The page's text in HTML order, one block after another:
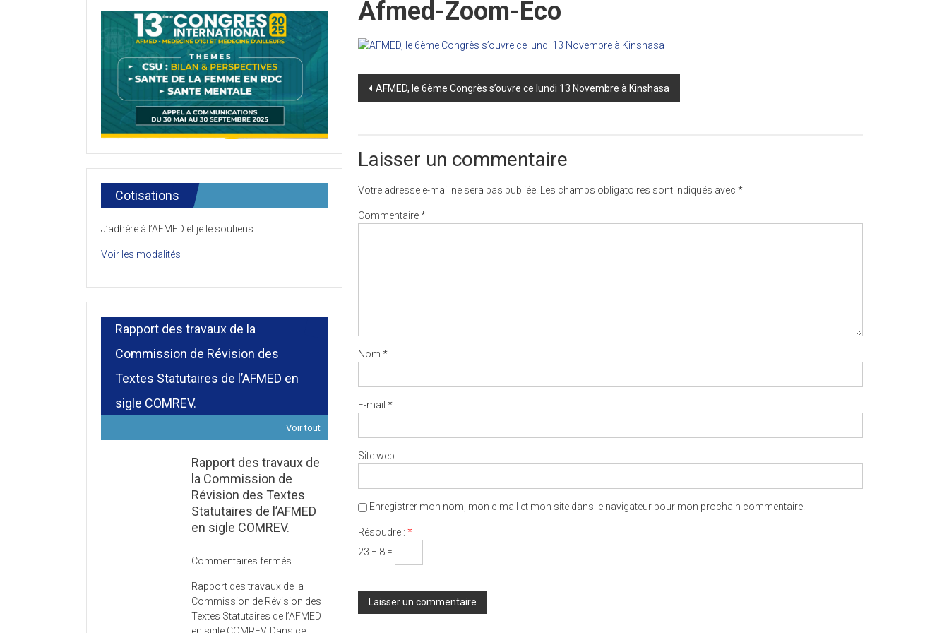
Afmed-Zoom-Eco
Post
AFMED, le 6ème Congrès s’ouvre ce lundi 13 Novembre à Kinshasa
Laisser un commentaire
Votre adresse e-mail ne sera pas publiée. Les champs obligatoires sont indiqués avec *
Commentaire*
Nom *
E-mail *
Site web
Enregistrer mon nom, mon e-mail et mon site dans le navigateur pour mon prochain commentaire.
Résoudre : *
23 − 8 =
Cotisations
J’adhère à l’AFMED et je le soutiens
Voir les modalités
Rapport des travaux de la
Commission de Révision des
Textes Statutaires de l’AFMED en
sigle COMREV.
Voir tout
Rapport des travaux de
la Commission de
Révision des Textes
Statutaires de l’AFMED
en sigle COMREV.
Commentaires fermés
des
travaux
de
Rapport des travaux de la
Commission de Révision des
Textes Statutaires de l’AFMED
en sigle COMREV. Dans ce